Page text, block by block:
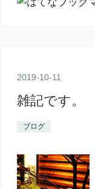
2019-10-11
雑記です。
ブログ